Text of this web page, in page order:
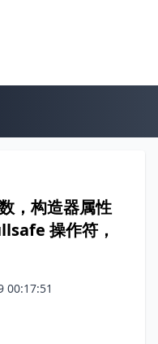
，构造器属性
操作符，
00:17:51